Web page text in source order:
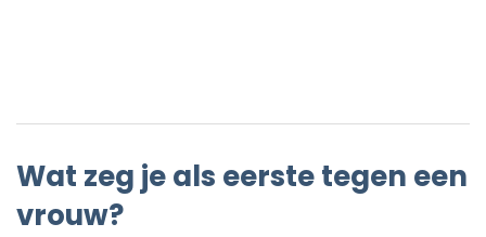
Wat zeg je als eerste tegen een
vrouw?